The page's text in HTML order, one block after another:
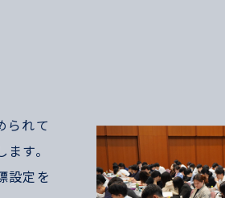
られて
す。
設定を